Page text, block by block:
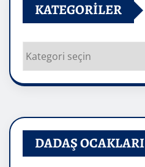
KATEGORILER
Kategoriler
DADAŞ OCAKLARI